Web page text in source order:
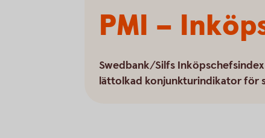
PMI –
Swedbank/Silfs
lättolkad konjunkturindikator för